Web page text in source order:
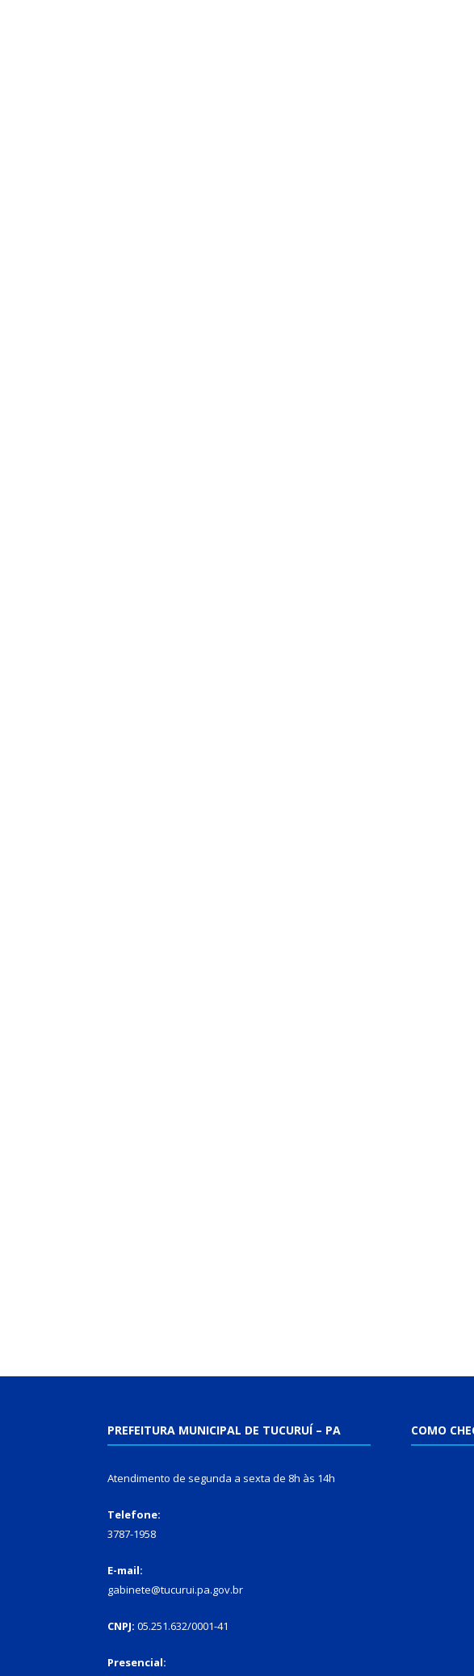
PREFEITURA MUNICIPAL DE TUCURUÍ – PA
Atendimento de segunda a sexta de 8h às 14h
Telefone:
3787-1958
E-mail:
gabinete@tucurui.pa.gov.br
CNPJ: 05.251.632/0001-41
Presencial:
COMO